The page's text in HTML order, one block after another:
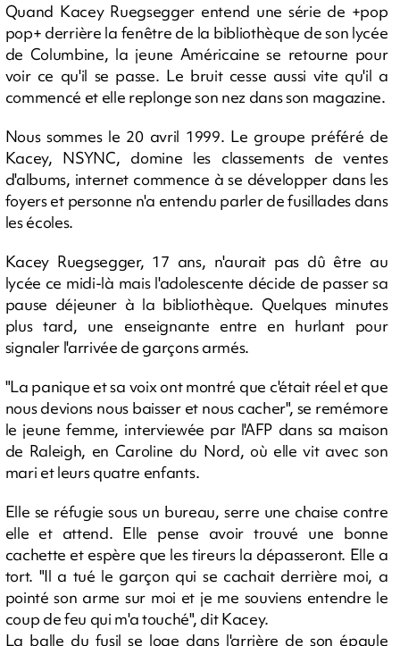
Quand Kacey Ruegsegger entend une série de +pop
pop+ derrière la fenêtre de la bibliothèque de son lycée
de Columbine, la jeune Américaine se retourne pour
voir ce qu'il se passe. Le bruit cesse aussi vite qu'il a
commencé et elle replonge son nez dans son magazine.
Nous sommes le 20 avril 1999. Le groupe préféré de
Kacey, NSYNC, domine les classements de ventes
d'albums, internet commence à se développer dans les
foyers et personne n'a entendu parler de fusillades dans
les écoles.
Kacey Ruegsegger, 17 ans, n'aurait pas dû être au
lycée ce midi-là mais l'adolescente décide de passer sa
pause déjeuner à la bibliothèque. Quelques minutes
plus tard, une enseignante entre en hurlant pour
signaler l'arrivée de garçons armés.
"La panique et sa voix ont montré que c'était réel et que
nous devions nous baisser et nous cacher", se remémore
le jeune femme, interviewée par l'AFP dans sa maison
de Raleigh, en Caroline du Nord, où elle vit avec son
mari et leurs quatre enfants.
Elle se réfugie sous un bureau, serre une chaise contre
elle et attend. Elle pense avoir trouvé une bonne
cachette et espère que les tireurs la dépasseront. Elle a
tort. "Il a tué le garçon qui se cachait derrière moi, a
pointé son arme sur moi et je me souviens entendre le
coup de feu qui m'a touché", dit Kacey.
La balle du fusil se loge dans l'arrière de son épaule